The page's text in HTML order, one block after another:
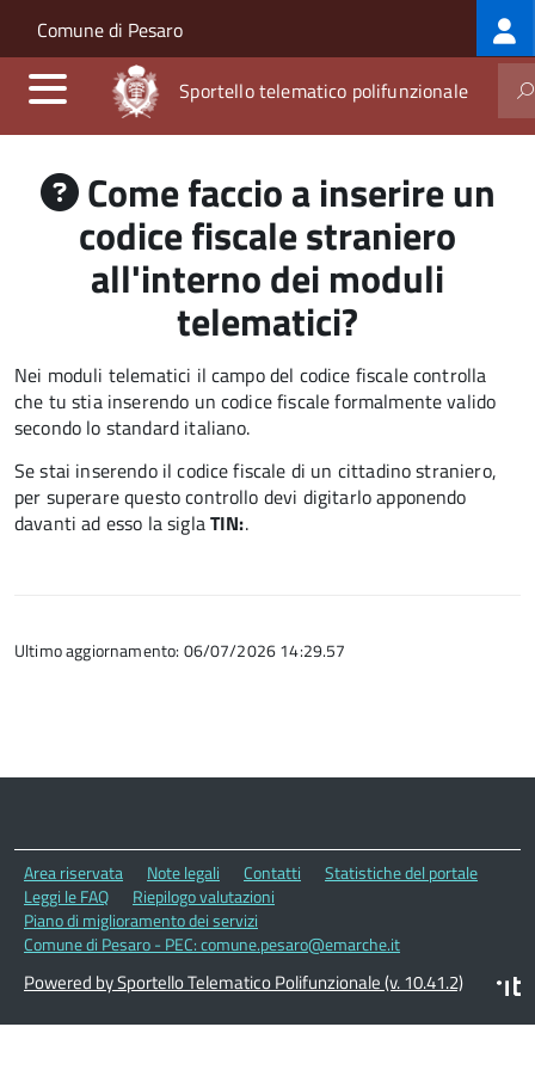
Salta al contenuto principale
Skip to site navigation
Comune di Pesaro
Sportello telematico polifunzionale
Come faccio a inserire un
codice fiscale straniero
all'interno dei moduli
telematici?
Nei moduli telematici il campo del codice fiscale controlla
che tu stia inserendo un codice fiscale formalmente valido
secondo lo standard italiano.
Se stai inserendo il codice fiscale di un cittadino straniero,
per superare questo controllo devi digitarlo apponendo
davanti ad esso la siglaTIN:.
Ultimo aggiornamento: 06/07/2026 14:29.57
Area riservata Note legali Contatti
Statistiche del portale
Leggi le FAQ
Riepilogo valutazioni
Piano di miglioramento dei servizi
Comune di Pesaro - PEC: comune.pesaro@emarche.it
Powered by Sportello Telematico Polifunzionale (v. 10.41.2)